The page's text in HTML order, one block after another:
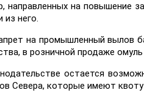
направленных на повышение
из него.
на промышленный вылов
в розничной продаже
остается
Севера, которые имеют